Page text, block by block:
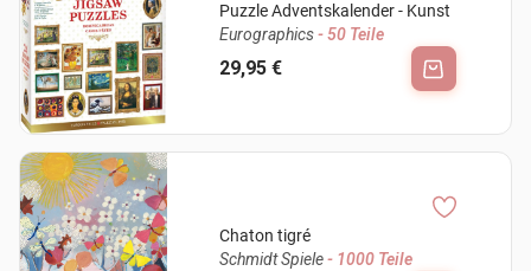
Puzzle Adventskalender - Kunst
Eurographics- 50 Teile
29,95 €
Chaton tigré
Schmidt Spiele- 1000 Teile